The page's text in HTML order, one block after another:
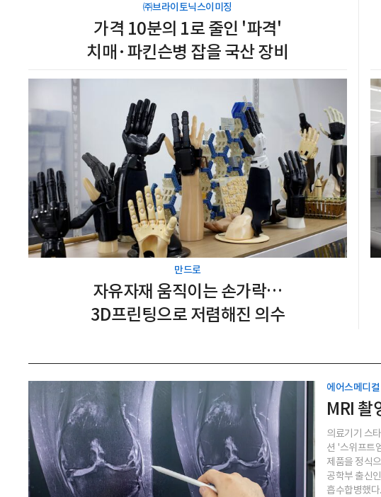
㈜브라이토닉스이미징
가격 10분의 1로 줄인 '파격'
치매·파킨슨병 잡을 국산 장비
만드로
자유자재 움직이는 손가락…
3D프린팅으로 저렴해진 의수
에어스메디컬
MRI 촬
의료기기 스
션 '스위프트
제품을 정식
공학부 출신
흡수합병했